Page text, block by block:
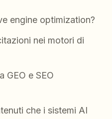
engine optimization?
nei motori di
GEO e SEO
che i sistemi AI